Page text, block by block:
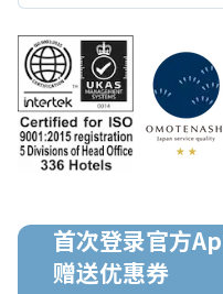
首次登录官方
赠送优惠券